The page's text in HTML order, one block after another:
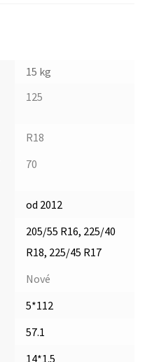
15 kg
125
R18
70
od 2012
205/55 R16, 225/40
R18, 225/45 R17
Nové
5*112
57.1
14*1.5